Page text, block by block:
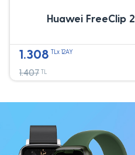
Huawei FreeClip 2
1.308 TLx 12AY
1.407 TL